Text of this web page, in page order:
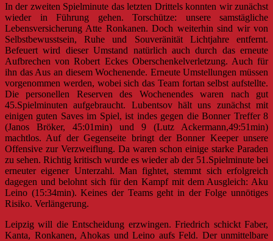
In der zweiten Spielminute das letzten Drittels konnten wir zunächst
wieder in Führung gehen. Torschütze: unsere samstägliche
Lebensversicherung Atte Ronkanen. Doch weiterhin sind wir von
Selbstbewusstsein, Ruhe und Souveränität Lichtjahre entfernt.
Befeuert wird dieser Umstand natürlich auch durch das erneute
Aufbrechen von Robert Eckes Oberschenkelverletzung. Auch für
ihn das Aus an diesem Wochenende. Erneute Umstellungen müssen
vorgenommen werden, wobei sich das Team fortan selbst aufstellte.
Die personellen Reserven des Wochenendes waren nach gut
45.Spielminuten aufgebraucht. Lubentsov hält uns zunächst mit
einigen guten Saves im Spiel, ist indes gegen die Bonner Treffer 8
(Janos Bröker, 45:01min) und 9 (Lutz Ackermann,49:51min)
machtlos. Auf der Gegenseite bringt der Bonner Keeper unsere
Offensive zur Verzweiflung. Da waren schon einige starke Paraden
zu sehen. Richtig kritisch wurde es wieder ab der 51.Spielminute bei
erneuter eigener Unterzahl. Man fightet, stemmt sich erfolgreich
dagegen und belohnt sich für den Kampf mit dem Ausgleich: Aku
Leino (15:34min). Keines der Teams geht in der Folge unnötiges
Risiko. Verlängerung.
Leipzig will die Entscheidung erzwingen. Friedrich schickt Faber,
Kanta, Ronkanen, Ahokas und Leino aufs Feld. Der unmittelbare